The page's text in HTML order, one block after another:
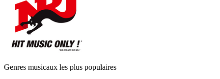
Genres musicaux les plus populaires